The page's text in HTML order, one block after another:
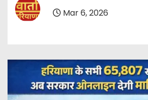
Mar 6, 2026